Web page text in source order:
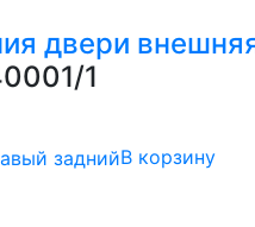
двери
1
В корзину